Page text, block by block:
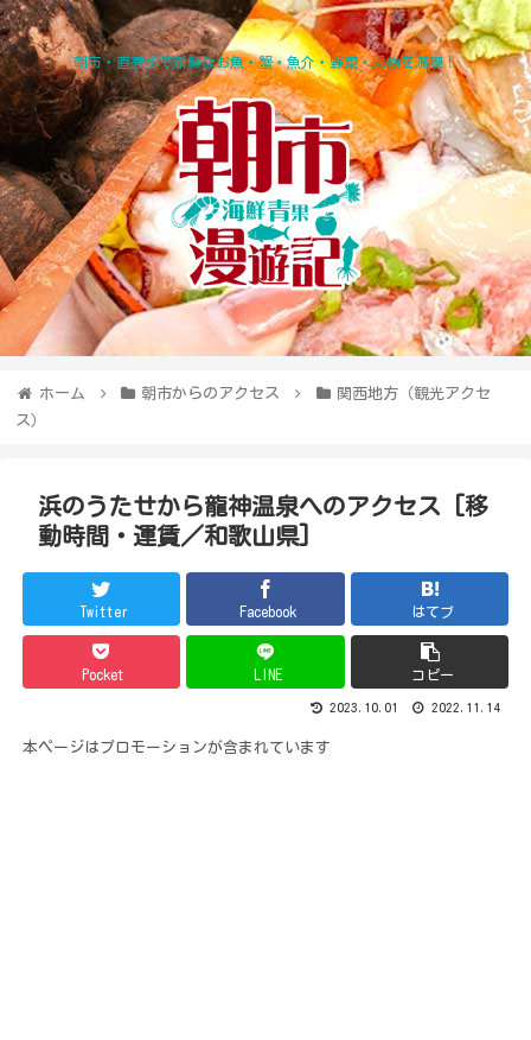
朝市・直売所で新鮮なお魚・蟹・魚介・野菜・果物を満喫！
ホーム 朝市からのアクセス
関西地方（観光アクセ
ス）
浜のうたせから龍神温泉へのアクセス [移
動時間・運賃／和歌山県]
Twitter Facebook はてブ
Pocket LINE コピー
2023.10.01 2022.11.14
本ページはプロモーションが含まれています